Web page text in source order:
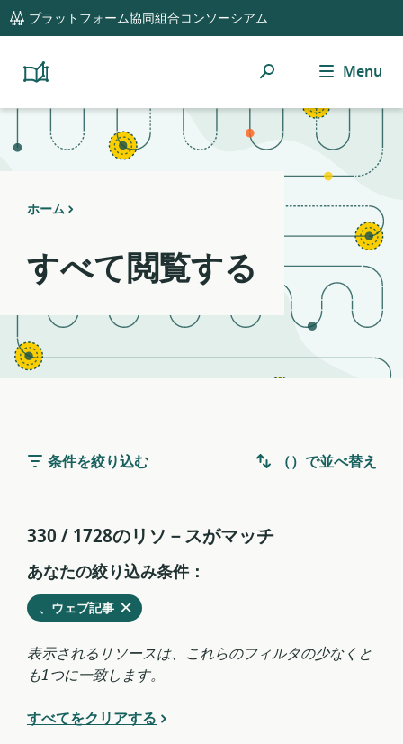
global
navigation
プラットフォーム協同組合コンソーシアム
Platform
Resource
検
Menu
ホーム
すべて閲覧する
条件を絞り込む （）で並べ替え
330 / 1728のリソ－スがマッチ
あなたの絞り込み条件：
削
除
す
る
、ウェブ記事を
現
在
の
フ
ル
表示されるリソースは、これらのフィルタの少なくと
も1つに一致します。
すべてをクリアする
Notifications
21
filters
Resource